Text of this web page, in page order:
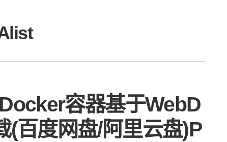
容器基于WebD
百度网盘/阿里云盘)P